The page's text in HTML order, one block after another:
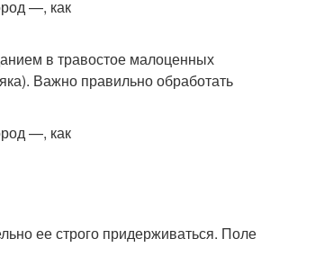
в травостое малоценных
Важно правильно обработать
ее строго придерживаться. Поле